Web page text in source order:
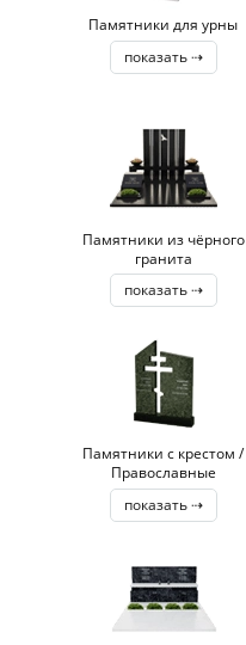
Памятники для урны
показать ⇢
Памятники из чёрного
гранита
показать ⇢
Памятники с крестом /
Православные
показать ⇢